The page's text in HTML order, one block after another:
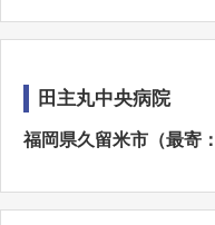
田主丸中央病院
福岡県久留米市（最寄